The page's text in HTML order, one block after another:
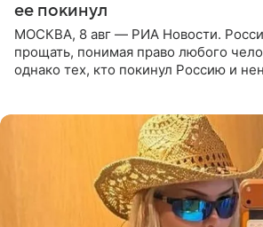
ее покинул
МОСКВА, 8 авг — РИА Новости.
прощать, понимая право любого
однако тех, кто покинул Россию и